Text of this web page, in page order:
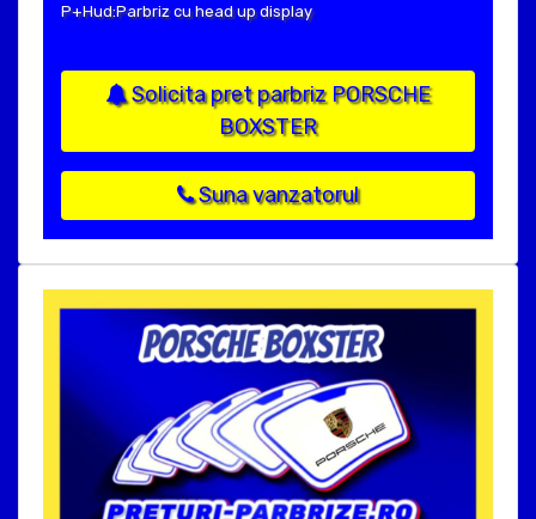
P+Hud:Parbriz cu head up display
Solicita pret parbriz PORSCHE
BOXSTER
Suna vanzatorul